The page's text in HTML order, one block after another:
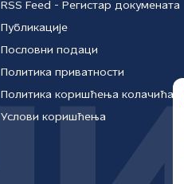
RSS Feed - Регистар докумената
Публикације
Пословни подаци
Политика приватности
Политика коришћења колачића
Услови коришћења